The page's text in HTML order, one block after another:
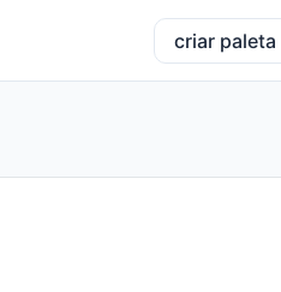
criar paleta